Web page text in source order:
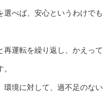
べば、安心というわけでも
運転を繰り返し、かえって
環境に対して、過不足のない